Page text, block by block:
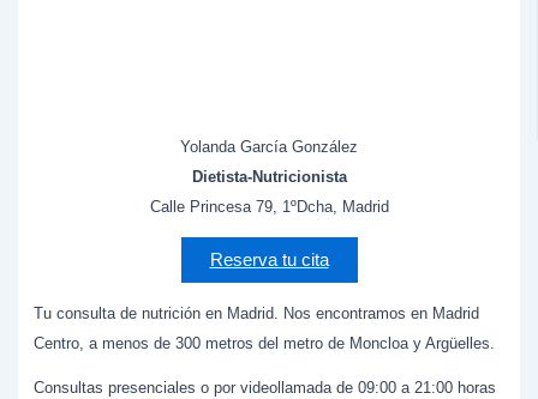
Yolanda García González
Dietista-Nutricionista
Calle Princesa 79, 1ºDcha, Madrid
Reserva tu cita
Tu consulta de nutrición en Madrid. Nos encontramos en Madrid
Centro, a menos de 300 metros del metro de Moncloa y Argüelles.
Consultas presenciales o por videollamada de 09:00 a 21:00 horas